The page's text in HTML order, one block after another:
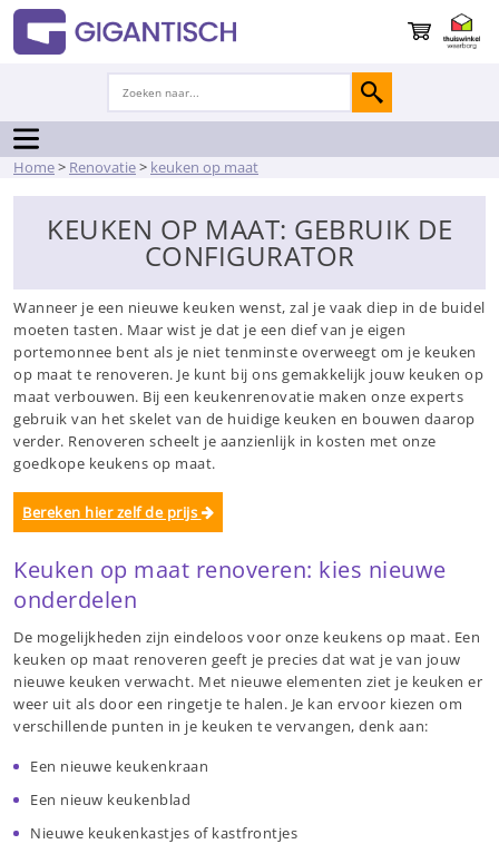
Home> Renovatie> keuken op maat
KEUKEN OP MAAT: GEBRUIK DE
CONFIGURATOR
Wanneer je een nieuwe keuken wenst, zal je vaak diep in de buidel
moeten tasten. Maar wist je dat je een dief van je eigen
portemonnee bent als je niet tenminste overweegt om je keuken
op maat te renoveren. Je kunt bij ons gemakkelijk jouw keuken op
maat verbouwen. Bij een keukenrenovatie maken onze experts
gebruik van het skelet van de huidige keuken en bouwen daarop
verder. Renoveren scheelt je aanzienlijk in kosten met onze
goedkope keukens op maat.
Bereken hier zelf de prijs
Keuken op maat renoveren: kies nieuwe
onderdelen
De mogelijkheden zijn eindeloos voor onze keukens op maat. Een
keuken op maat renoveren geeft je precies dat wat je van jouw
nieuwe keuken verwacht. Met nieuwe elementen ziet je keuken er
weer uit als door een ringetje te halen. Je kan ervoor kiezen om
verschillende punten in je keuken te vervangen, denk aan:
Een nieuwe keukenkraan
Een nieuw keukenblad
Nieuwe keukenkastjes of kastfrontjes